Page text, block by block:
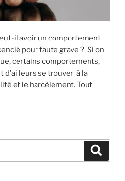
il avoir un comportement
pour faute grave ? Si on
certains comportements,
d’ailleurs se trouver à la
et le harcèlement. Tout